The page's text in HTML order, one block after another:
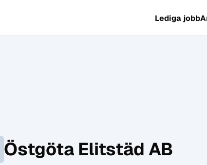
Lediga jobb
Östgöta Elitstäd AB